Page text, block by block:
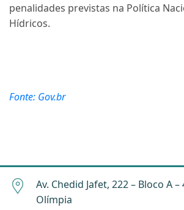
penalidades previstas na Política
Hídricos.
Fonte: Gov.br
Av. Chedid Jafet, 222 – Bloco A
Olímpia